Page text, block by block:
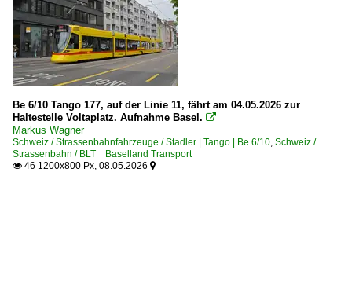
Be 6/10 Tango 177, auf der Linie 11, fährt am 04.05.2026 zur
Haltestelle Voltaplatz. Aufnahme Basel. 
Markus Wagner
Schweiz / Strassenbahnfahrzeuge / Stadler | Tango | Be 6/10, Schweiz /
Strassenbahn / BLT Baselland Transport
 46 1200x800 Px, 08.05.2026 